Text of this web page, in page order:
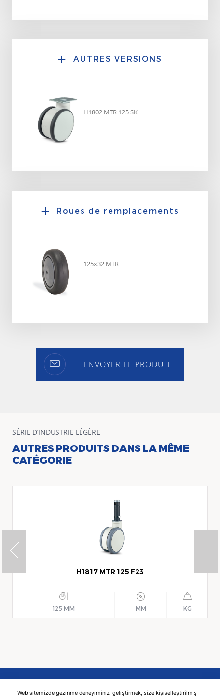
Web sitemizde gezinme deneyiminizi geliştirmek, size kişiselleştirilmiş
AUTRES VERSIONS
H1802 MTR 125 SK
Roues de remplacements
125x32 MTR
ENVOYER LE PRODUIT
SÉRIE D’INDUSTRIE LÉGÈRE
AUTRES PRODUITS DANS LA MÊME
CATÉGORIE
H1817 MTR 125 F23
125 MM MM KG